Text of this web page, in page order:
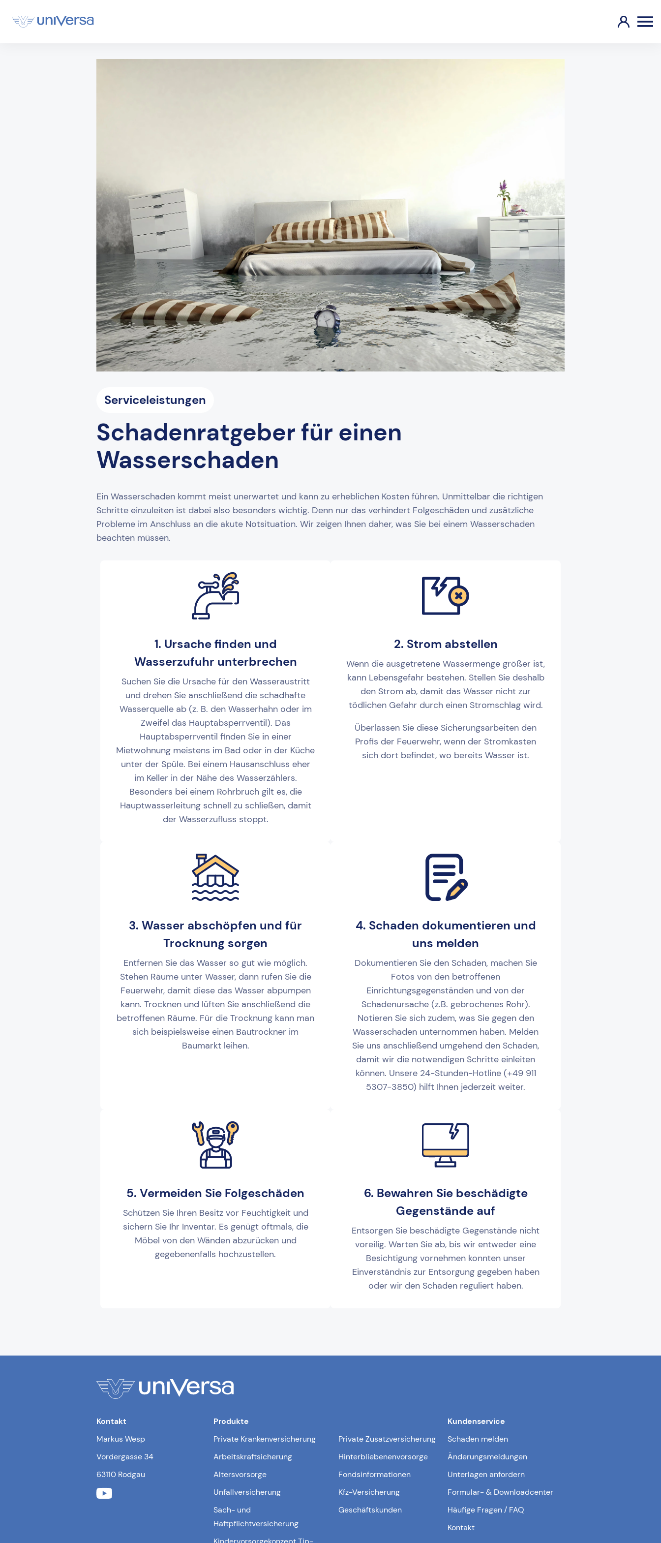
Serviceleistungen
Schadenratgeber für einen
Wasserschaden
Ein Wasserschaden kommt meist unerwartet und kann zu erheblichen Kosten führen. Unmittelbar die richtigen
Schritte einzuleiten ist dabei also besonders wichtig. Denn nur das verhindert Folgeschäden und zusätzliche
Probleme im Anschluss an die akute Notsituation. Wir zeigen Ihnen daher, was Sie bei einem Wasserschaden
beachten müssen.
1. Ursache finden und
Wasserzufuhr unterbrechen
Suchen Sie die Ursache für den Wasseraustritt
und drehen Sie anschließend die schadhafte
Wasserquelle ab (z. B. den Wasserhahn oder im
Zweifel das Hauptabsperrventil). Das
Hauptabsperrventil finden Sie in einer
Mietwohnung meistens im Bad oder in der Küche
unter der Spüle. Bei einem Hausanschluss eher
im Keller in der Nähe des Wasserzählers.
Besonders bei einem Rohrbruch gilt es, die
Hauptwasserleitung schnell zu schließen, damit
der Wasserzufluss stoppt.
2. Strom abstellen
Wenn die ausgetretene Wassermenge größer ist,
kann Lebensgefahr bestehen. Stellen Sie deshalb
den Strom ab, damit das Wasser nicht zur
tödlichen Gefahr durch einen Stromschlag wird.
Überlassen Sie diese Sicherungsarbeiten den
Profis der Feuerwehr, wenn der Stromkasten
sich dort befindet, wo bereits Wasser ist.
3. Wasser abschöpfen und für
Trocknung sorgen
Entfernen Sie das Wasser so gut wie möglich.
Stehen Räume unter Wasser, dann rufen Sie die
Feuerwehr, damit diese das Wasser abpumpen
kann. Trocknen und lüften Sie anschließend die
betroffenen Räume. Für die Trocknung kann man
sich beispielsweise einen Bautrockner im
Baumarkt leihen.
4. Schaden dokumentieren und
uns melden
Dokumentieren Sie den Schaden, machen Sie
Fotos von den betroffenen
Einrichtungsgegenständen und von der
Schadenursache (z.B. gebrochenes Rohr).
Notieren Sie sich zudem, was Sie gegen den
Wasserschaden unternommen haben. Melden
Sie uns anschließend umgehend den Schaden,
damit wir die notwendigen Schritte einleiten
können. Unsere 24-Stunden-Hotline (+49 911
5307-3850) hilft Ihnen jederzeit weiter.
5. Vermeiden Sie Folgeschäden
Schützen Sie Ihren Besitz vor Feuchtigkeit und
sichern Sie Ihr Inventar. Es genügt oftmals, die
Möbel von den Wänden abzurücken und
gegebenenfalls hochzustellen.
6. Bewahren Sie beschädigte
Gegenstände auf
Entsorgen Sie beschädigte Gegenstände nicht
voreilig. Warten Sie ab, bis wir entweder eine
Besichtigung vornehmen konnten unser
Einverständnis zur Entsorgung gegeben haben
oder wir den Schaden reguliert haben.
Kontakt
Markus Wesp
Vordergasse 34
63110 Rodgau
Produkte
Private Krankenversicherung
Private Zusatzversicherung
Arbeitskraftsicherung
Hinterbliebenenvorsorge
Altersvorsorge
Fondsinformationen
Unfallversicherung
Kfz-Versicherung
Sach- und
Haftpflichtversicherung
Geschäftskunden
Kundenservice
Schaden melden
Änderungsmeldungen
Unterlagen anfordern
Formular- & Downloadcenter
Häufige Fragen / FAQ
Kontakt